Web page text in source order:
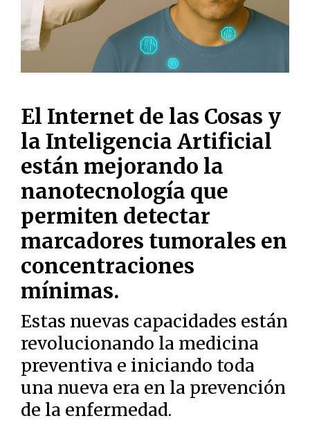
El Internet de las Cosas y
la Inteligencia Artificial
están mejorando la
nanotecnología que
permiten detectar
marcadores tumorales en
concentraciones
mínimas.
Estas nuevas capacidades están
revolucionando la medicina
preventiva e iniciando toda
una nueva era en la prevención
de la enfermedad.